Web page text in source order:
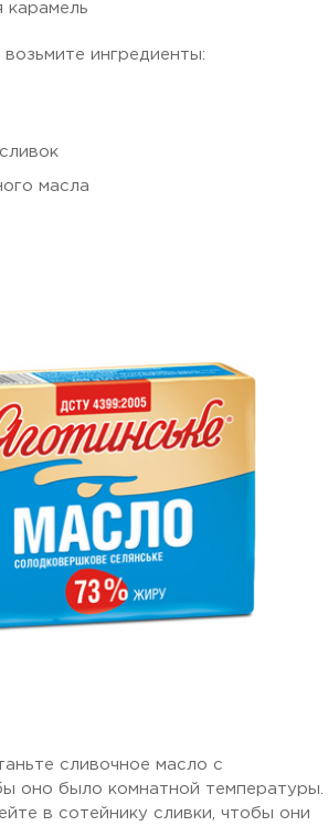
ингредиенты:
масла
сливочное масло с
оно было комнатной температуры.
в сотейнику сливки, чтобы они